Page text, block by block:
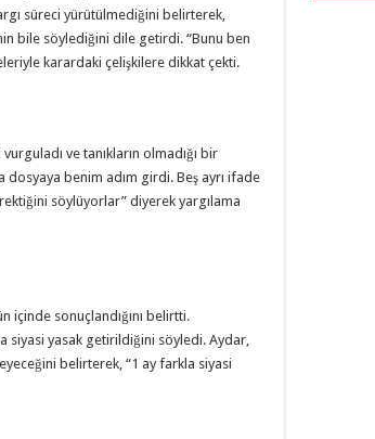
süreci yürütülmediğini belirterek,
bile söylediğini dile getirdi. “Bunu ben
karardaki çelişkilere dikkat çekti.
ve tanıkların olmadığı bir
benim adım girdi. Beş ayrı ifade
söylüyorlar” diyerek yargılama
içinde sonuçlandığını belirtti.
siyasi yasak getirildiğini söyledi. Aydar,
belirterek, “1 ay farkla siyasi